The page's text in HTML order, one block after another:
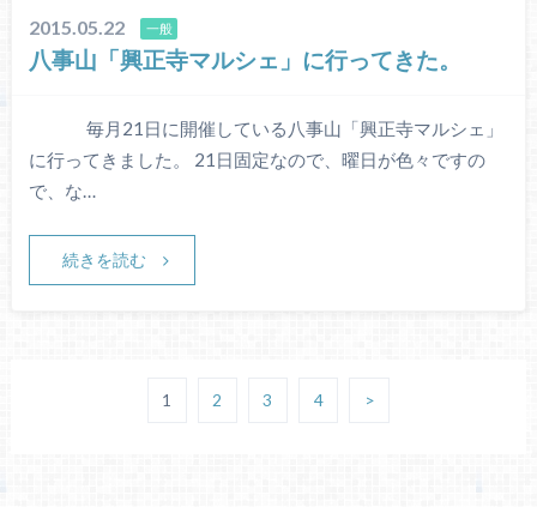
2015.05.22 一般
八事山「興正寺マルシェ」に行ってきた。
毎月21日に開催している八事山「興正寺マルシェ」
に行ってきました。 21日固定なので、曜日が色々ですの
で、な…
続きを読む
1 2 3 4 >